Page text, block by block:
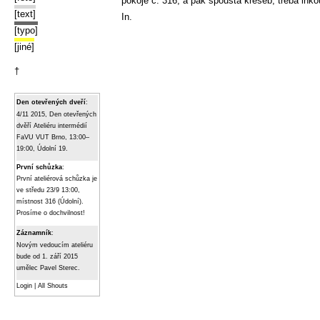
[text]
[typo]
[jiné]
†
Den otevřených dveří:
4/11 2015, Den otevřených
dvěří Ateliéru intermédií
FaVU VUT Brno, 13:00–
19:00, Údolní 19.
První schůzka:
První ateliérová schůzka je
ve středu 23/9 13:00,
místnost 316 (Údolní).
Prosíme o dochvilnost!
Záznamník:
Novým vedoucím ateliéru
bude od 1. září 2015
umělec Pavel Sterec.
Login All Shouts
In.